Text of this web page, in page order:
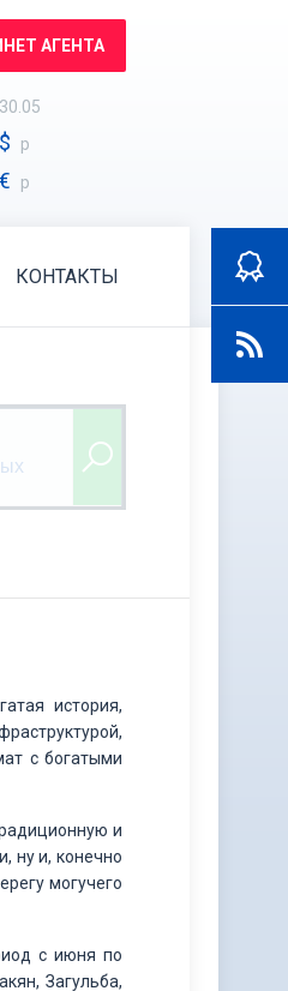
АГЕНТА
30.05
$ р
€ р
КОНТАКТЫ
история,
с богатыми
и
ну и, конечно
могучего
с июня по
Загульба,